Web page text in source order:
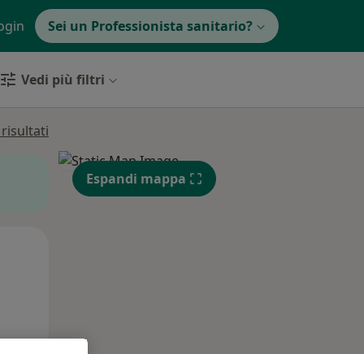
Sei un Professionista sanitario?
Vedi più filtri
Espandi mappa